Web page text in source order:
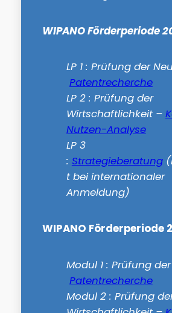
WIPANO Förderperiode
LP 1 : Prüfung der
Patentrecherche
LP 2 : Prüfung der
Wirtschaftlichkeit –
Nutzen-Analyse
LP 3
: Strategieberatung
t bei internationaler
Anmeldung)
WIPANO Förderperiode
Modul 1 : Prüfung
Patentrecherche
Modul 2 : Prüfung